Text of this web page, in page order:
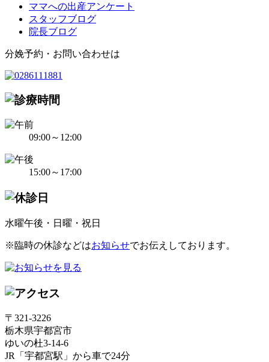
ママへの出産アンケート
スタッフブログ
院長ブログ
分娩予約・お問い合わせは
09:00～12:00
15:00～17:00
水曜午後・日曜・祝日
※臨時の休診などはお知らせでお伝えしております。
〒321-3226
栃木県宇都宮市
ゆいの杜3-14-6
JR「宇都宮駅」から車で24分